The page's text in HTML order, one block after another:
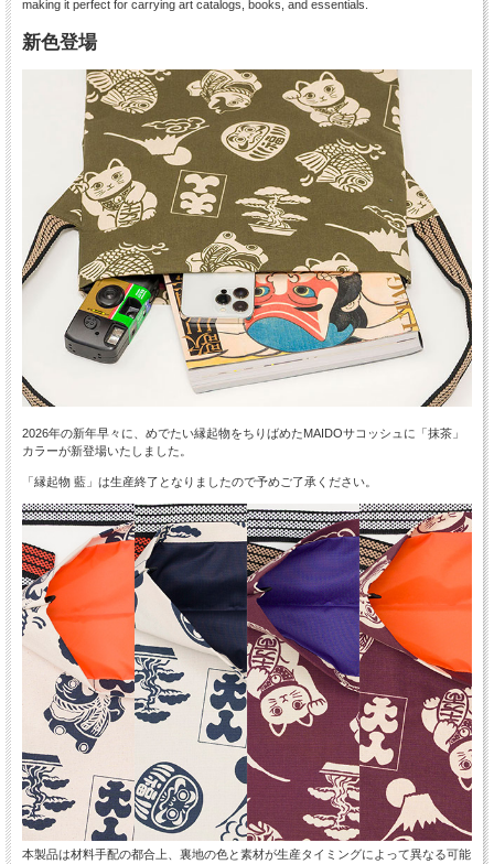
making it perfect for carrying art catalogs, books, and essentials.
新色登場
2026年の新年早々に、めでたい縁起物をちりばめたMAIDOサコッシュに「抹茶」
カラーが新登場いたしました。
「縁起物 藍」は生産終了となりましたので予めご了承ください。
本製品は材料手配の都合上、裏地の色と素材が生産タイミングによって異なる可能